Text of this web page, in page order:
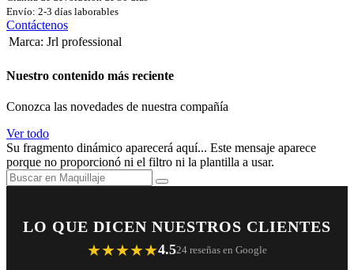
Envío: 2-3 días laborables
Contáctenos
Marca: Jrl professional
Nuestro contenido más reciente
Conozca las novedades de nuestra compañía
Ver todo
Su fragmento dinámico aparecerá aquí... Este mensaje aparece
porque no proporcionó ni el filtro ni la plantilla a usar.
LO QUE DICEN NUESTROS CLIENTES
★★★★★4.524 reseñas en Google